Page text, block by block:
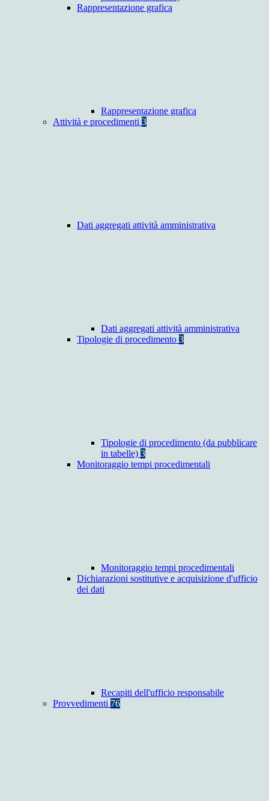
Rappresentazione grafica
Rappresentazione grafica
Attività e procedimenti 3
Dati aggregati attività amministrativa
Dati aggregati attività amministrativa
Tipologie di procedimento 3
Tipologie di procedimento (da pubblicare
in tabelle) 3
Monitoraggio tempi procedimentali
Monitoraggio tempi procedimentali
Dichiarazioni sostitutive e acquisizione d'ufficio
dei dati
Recapiti dell'ufficio responsabile
Provvedimenti 76